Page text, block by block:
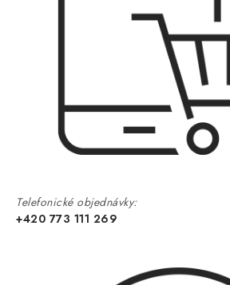
Telefonické objednávky:
+420 773 111 269